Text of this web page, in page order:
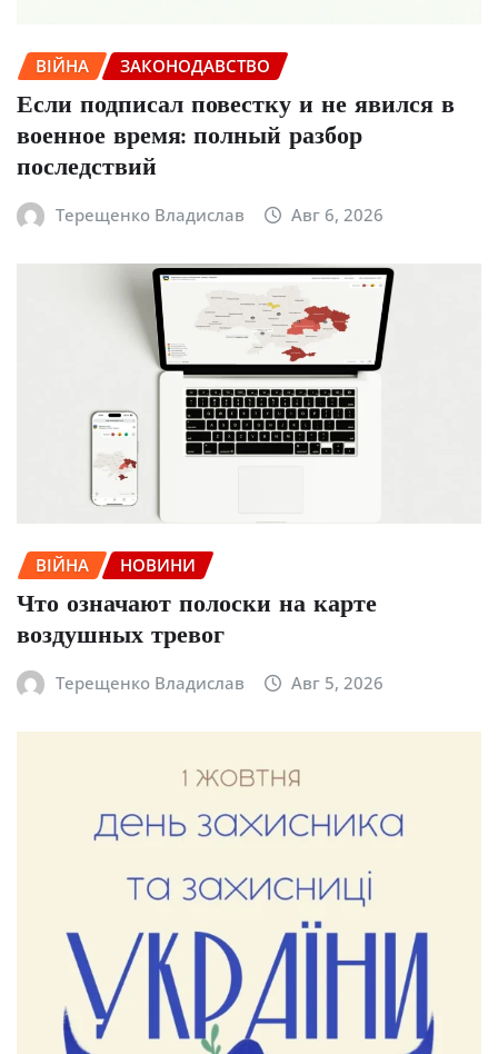
ВІЙНА ЗАКОНОДАВСТВО
Если подписал повестку и не явился в
военное время: полный разбор
последствий
Терещенко Владислав Авг 6, 2026
ВІЙНА НОВИНИ
Что означают полоски на карте
воздушных тревог
Терещенко Владислав Авг 5, 2026